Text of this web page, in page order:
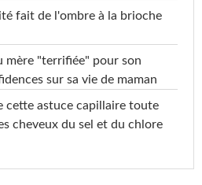
fait de l'ombre à la brioche
mère "terrifiée" pour son
sur sa vie de maman
cette astuce capillaire toute
cheveux du sel et du chlore